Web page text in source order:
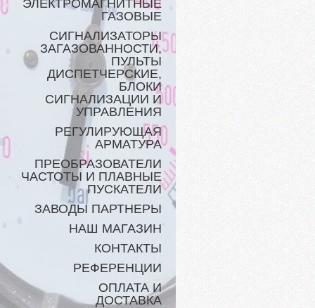
ЭЛЕКТРОМАГНИТНЫЕ
ГАЗОВЫЕ
СИГНАЛИЗАТОРЫ
ЗАГАЗОВАННОСТИ,
ПУЛЬТЫ
ДИСПЕТЧЕРСКИЕ,
БЛОКИ
СИГНАЛИЗАЦИИ И
УПРАВЛЕНИЯ
РЕГУЛИРУЮЩАЯ
АРМАТУРА
ПРЕОБРАЗОВАТЕЛИ
ЧАСТОТЫ И ПЛАВНЫЕ
ПУСКАТЕЛИ
ЗАВОДЫ ПАРТНЕРЫ
НАШ МАГАЗИН
КОНТАКТЫ
РЕФЕРЕНЦИИ
ОПЛАТА И
ДОСТАВКА